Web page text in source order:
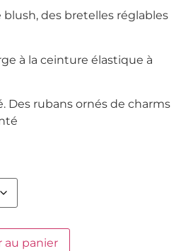
des bretelles réglables
à la ceinture élastique à
Des rubans ornés de charms
au panier